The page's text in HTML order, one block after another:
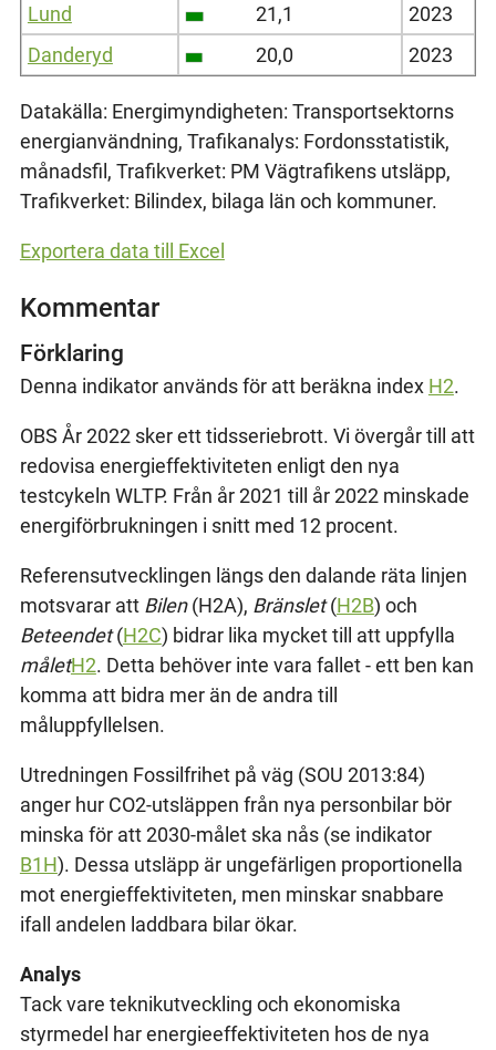
Lund
21,1
2023
Danderyd
20,0 2023
Datakälla: Energimyndigheten: Transportsektorns
energianvändning, Trafikanalys: Fordonsstatistik,
månadsfil, Trafikverket: PM Vägtrafikens utsläpp,
Trafikverket: Bilindex, bilaga län och kommuner.
Exportera data till Excel
Kommentar
Förklaring
Denna indikator används för att beräkna index H2.
OBS År 2022 sker ett tidsseriebrott. Vi övergår till att
redovisa energieffektiviteten enligt den nya
testcykeln WLTP. Från år 2021 till år 2022 minskade
energiförbrukningen i snitt med 12 procent.
Referensutvecklingen längs den dalande räta linjen
motsvarar att Bilen(H2A), Bränslet(H2B) och
Beteendet(H2C) bidrar lika mycket till att uppfylla
måletH2. Detta behöver inte vara fallet - ett ben kan
komma att bidra mer än de andra till
måluppfyllelsen.
Utredningen Fossilfrihet på väg (SOU 2013:84)
anger hur CO2-utsläppen från nya personbilar bör
minska för att 2030-målet ska nås (se indikator
B1H). Dessa utsläpp är ungefärligen proportionella
mot energieffektiviteten, men minskar snabbare
ifall andelen laddbara bilar ökar.
Analys
Tack vare teknikutveckling och ekonomiska
styrmedel har energieeffektiviteten hos de nya